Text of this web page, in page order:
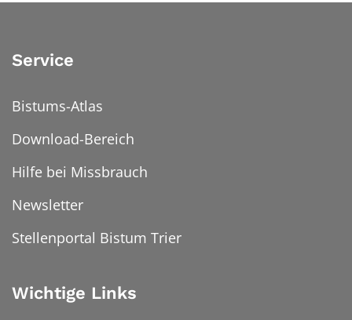
Service
Bistums-Atlas
Download-Bereich
Hilfe bei Missbrauch
Newsletter
Stellenportal Bistum Trier
Wichtige Links